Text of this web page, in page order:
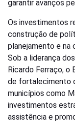
garantir avanços
Os investimentos
construção de
planejamento e na
Sob a liderança
Ricardo Ferraço,
de fortalecimento
municípios como
investimentos
assistência e